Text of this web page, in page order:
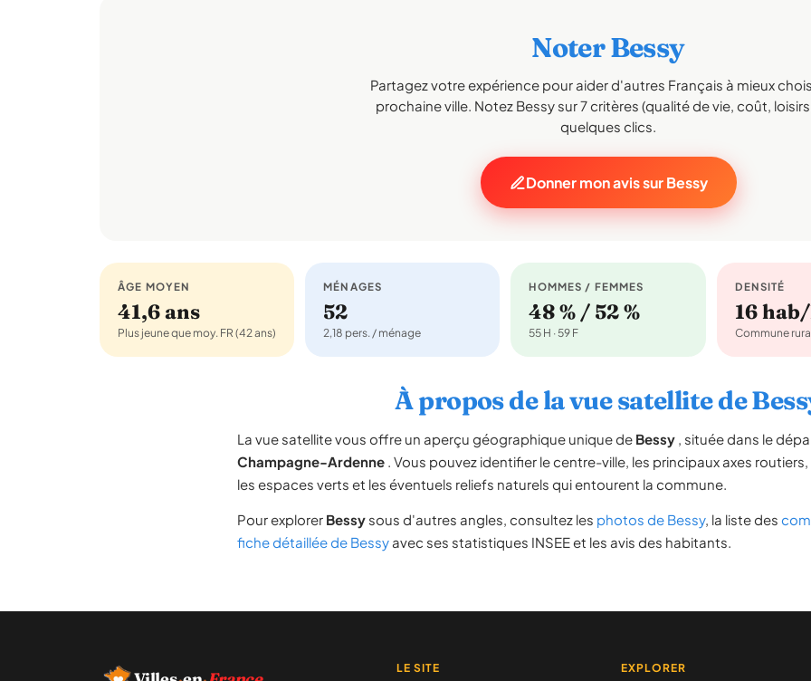
Noter Bessy
Partagez votre expérience pour aider d'autres Français à mieux
prochaine ville. Notez Bessy sur 7 critères (qualité de vie, coût,
quelques clics.
Donner mon avis sur Bessy
ÂGE MOYEN
41,6 ans
Plus jeune que moy. FR (42 ans)
MÉNAGES
52
2,18 pers. / ménage
HOMMES / FEMMES
48 % / 52 %
55 H · 59 F
DENSITÉ
16
Commune
À propos de la vue satellite de
La vue satellite vous offre un aperçu géographique unique de Bessy , située dans le
Champagne-Ardenne . Vous pouvez identifier le centre-ville, les principaux axes
les espaces verts et les éventuels reliefs naturels qui entourent la commune.
Pour explorer Bessy sous d'autres angles, consultez les photos de Bessy, la liste des
fiche détaillée de Bessy avec ses statistiques INSEE et les avis des habitants.
LE SITE EXPLORER